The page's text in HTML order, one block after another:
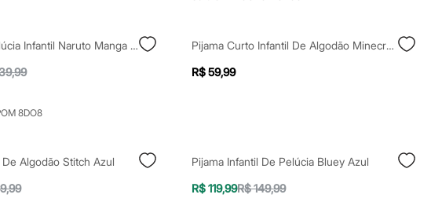
Pijama De Pelúcia Infantil Naruto Manga Longa Preto
8DO8
Pijama Curto Infantil De Algodão Minecraft Verde
R$ 59,99
De Algodão Stitch Azul
Pijama Infantil De Pelúcia Bluey Azul
R$ 119,99R$ 149,99